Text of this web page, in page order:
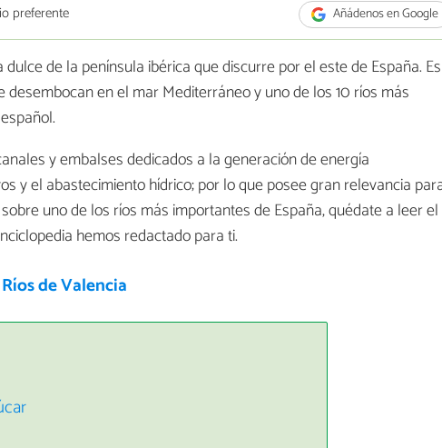
preferente Añádenos en Google
de la península ibérica que discurre por el este de España. Es
en el mar Mediterráneo y uno de los 10 ríos más
y embalses dedicados a la generación de energía
y el abastecimiento hídrico; por lo que posee gran relevancia
uno de los ríos más importantes de España, quédate a leer el
hemos redactado para ti.
Ríos de Valencia